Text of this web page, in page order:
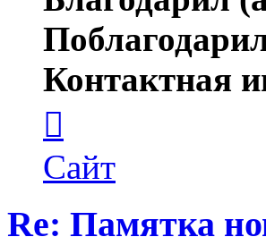
Контактная
пользователя
Тигирь
Сайт
Re: Памятка